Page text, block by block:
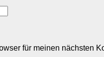
für meinen nächsten